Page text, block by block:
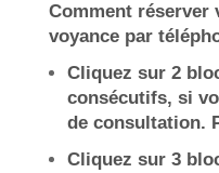
Comment réserver
voyance par
Cliquez sur 2
consécutifs, si
de consultation.
Cliquez sur 3